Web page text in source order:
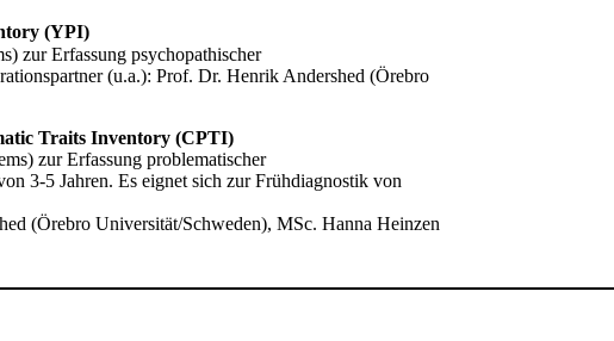
(YPI)
zur Erfassung psychopathischer
(u.a.): Prof. Dr. Henrik Andershed (Örebro
Traits Inventory (CPTI)
zur Erfassung problematischer
3-5 Jahren. Es eignet sich zur Frühdiagnostik von
(Örebro Universität/Schweden), MSc. Hanna Heinzen